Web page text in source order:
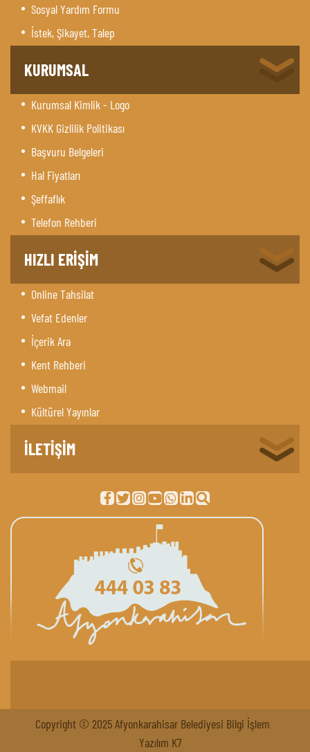
Sosyal Yardım Formu
İstek, Şikayet, Talep
KURUMSAL
Kurumsal Kimlik - Logo
KVKK Gizlilik Politikası
Başvuru Belgeleri
Hal Fiyatları
Şeffaflık
Telefon Rehberi
HIZLI ERİŞİM
Online Tahsilat
Vefat Edenler
İçerik Ara
Kent Rehberi
Webmail
Kültürel Yayınlar
İLETİŞİM
Copyright © 2025 Afyonkarahisar Belediyesi Bilgi İşlem
Yazılım K7